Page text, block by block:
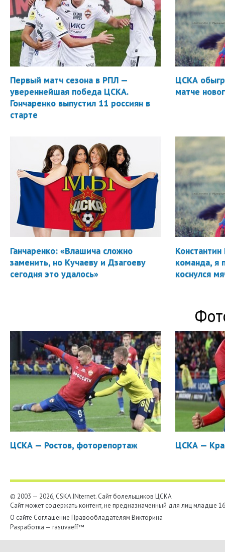
Первый матч сезона в РПЛ —
увереннейшая победа ЦСКА.
Гончаренко выпустил 11 россиян в
старте
ЦСКА
матче
Ганчаренко: «Влашича сложно
заменить, но Кучаеву и Дзагоеву
сегодня это удалось»
Константин
команда, я
коснулся
ЦСКА — Ростов, фоторепортаж ЦСКА —
© 2003 — 2026, CSKA.INternet. Cайт болельщиков ЦСКА
Сайт может содержать контент, не предназначенный для лиц младше
О сайте Соглашение Правообладателям Викторина
Разработка — rasuvaeff™